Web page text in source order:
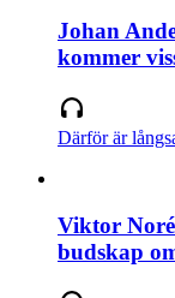
Johan
kommer
Därför är
Viktor
budskap